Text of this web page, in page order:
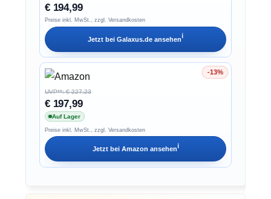
€ 194,99
Preise inkl. MwSt., zzgl. Versandkosten
Jetzt bei Galaxus.de ansehenℹ︎
-13%
Ersparnis 13%
UVP**: € 227,23
€ 197,99
Auf Lager
Preise inkl. MwSt., zzgl. Versandkosten
Jetzt bei Amazon ansehenℹ︎